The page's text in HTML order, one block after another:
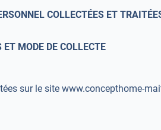
COLLECTÉES ET
MODE DE COLLECTE
sur le site www.concepthome-